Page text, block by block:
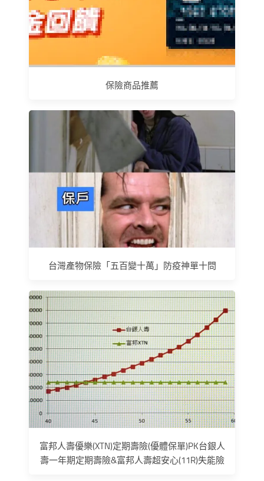
保險商品推薦
台灣產物保險「五百變十萬」防疫神單十問
富邦人壽優樂(XTN)定期壽險(優體保單)PK台銀人
壽一年期定期壽險&富邦人壽超安心(11R)失能險